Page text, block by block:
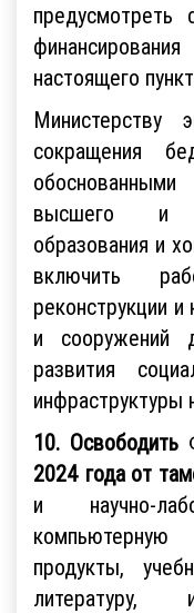
предусмотреть
настоящего
Министерству
сокращения
высшего и
образования и
включить
реконструкции и
и сооружений
развития
инфраструктуры
10. Освободить
2024 года от
и научно-
продукты,
литературу,